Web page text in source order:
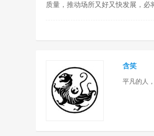
质量，推动场所又好又快发展，必
含笑
平凡的人